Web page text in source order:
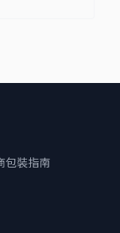
包裝指南